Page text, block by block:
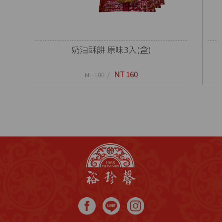
奶油酥餅 原味3入(盒)
NT 180 NT 160